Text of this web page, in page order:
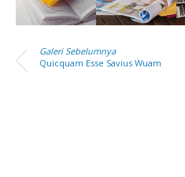
Galeri Sebelumnya
Quicquam Esse Savius Wuam